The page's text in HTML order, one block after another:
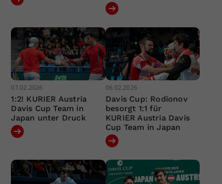
07.02.2026
1:2! KURIER Austria
Davis Cup Team in
Japan unter Druck
06.02.2026
Davis Cup: Rodionov
besorgt 1:1 für
KURIER Austria Davis
Cup Team in Japan